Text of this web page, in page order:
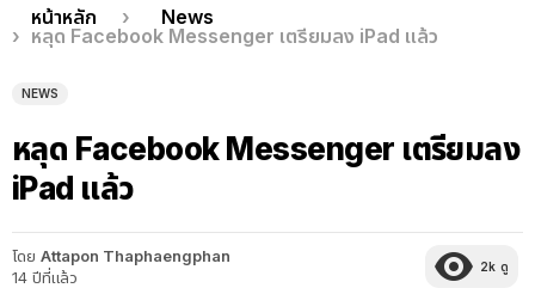
เรื่อง
ล่าสุด
คุณอยู่ที่นี่:
หน้าหลัก
News
หลุด Facebook Messenger เตรียมลง iPad แล้ว
NEWS
หลุด Facebook Messenger เตรียมลง
iPad แล้ว
โดย Attapon Thaphaengphan
14 ปีที่แล้ว
2k ดู